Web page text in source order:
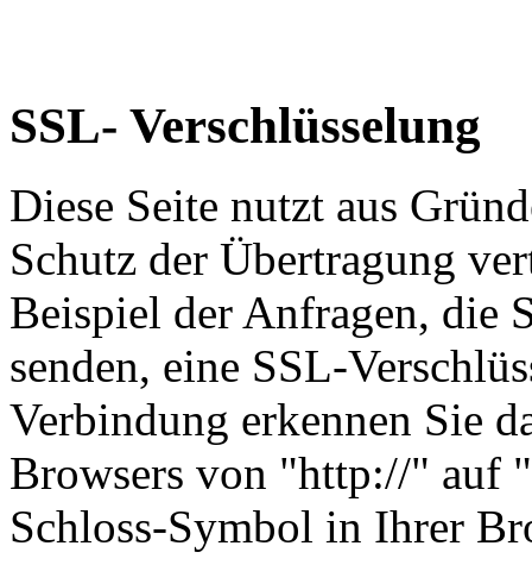
SSL- Verschlüsselung
Diese Seite nutzt aus
Schutz der Übertragung
Beispiel der Anfragen, die
senden, eine SSL-
Verbindung erkennen Sie
Browsers von "http://" auf
Schloss-Symbol in Ihrer